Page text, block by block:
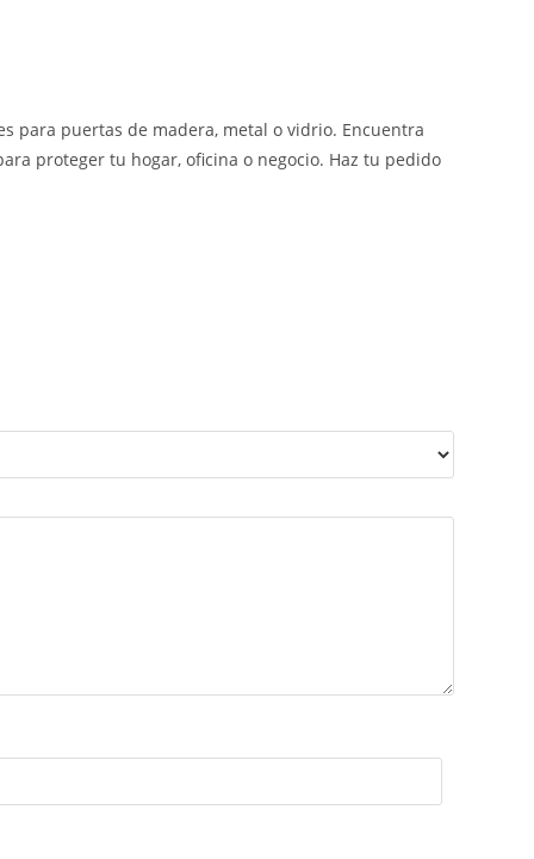
para puertas de madera, metal o vidrio. Encuentra
proteger tu hogar, oficina o negocio. Haz tu pedido